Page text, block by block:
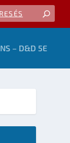
– D&D 5E